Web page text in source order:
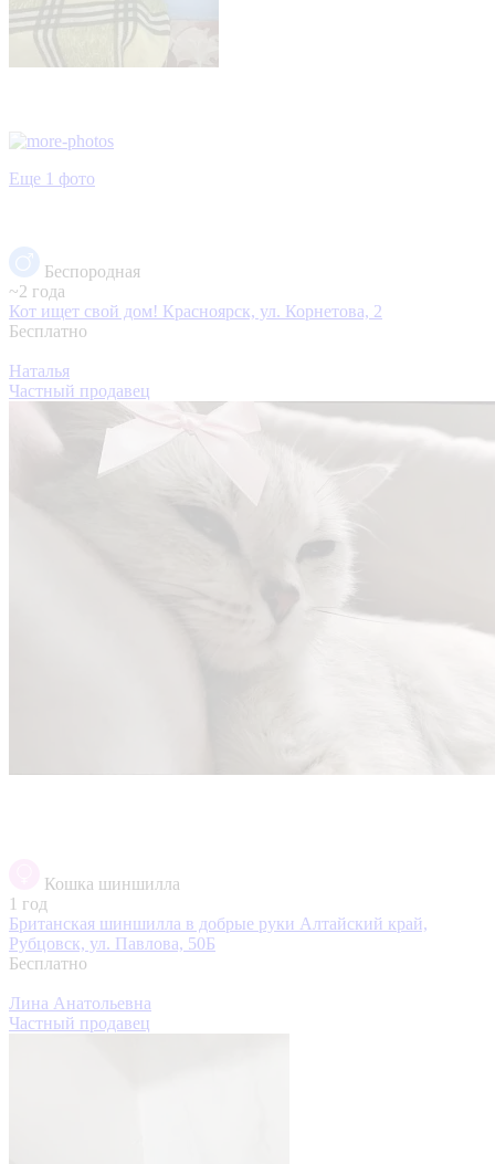
Еще 1 фото
Беспородная
~2 года
Кот ищет свой дом! Красноярск, ул. Корнетова, 2
Бесплатно
Наталья
Частный продавец
Кошка шиншилла
1 год
Британская шиншилла в добрые руки Алтайский край,
Рубцовск, ул. Павлова, 50Б
Бесплатно
Лина Анатольевна
Частный продавец